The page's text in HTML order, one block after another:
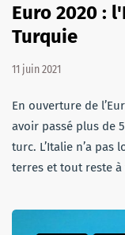
Euro 2020 :
Turquie
11 juin 2021
En ouverture de
avoir passé plus de
turc. L’Italie n’a
terres et tout reste